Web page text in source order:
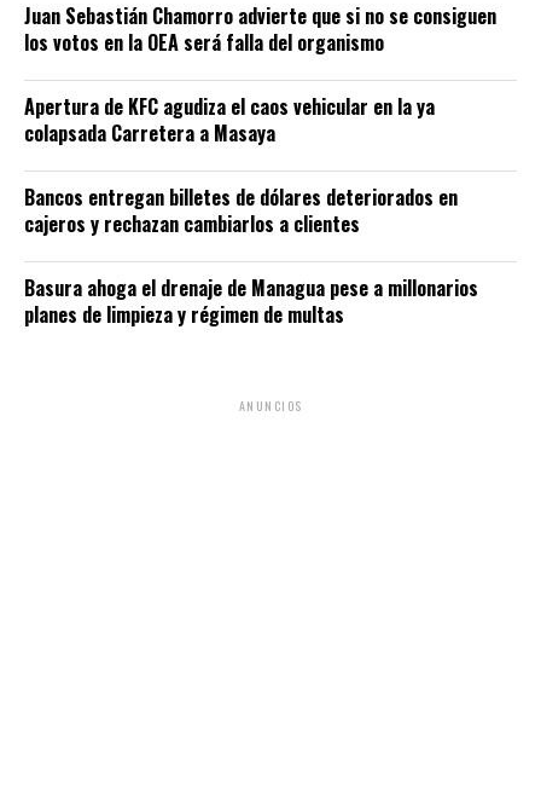
Juan Sebastián Chamorro advierte que si no se consiguen
los votos en la OEA será falla del organismo
Apertura de KFC agudiza el caos vehicular en la ya
colapsada Carretera a Masaya
Bancos entregan billetes de dólares deteriorados en
cajeros y rechazan cambiarlos a clientes
Basura ahoga el drenaje de Managua pese a millonarios
planes de limpieza y régimen de multas
ANUNCIOS